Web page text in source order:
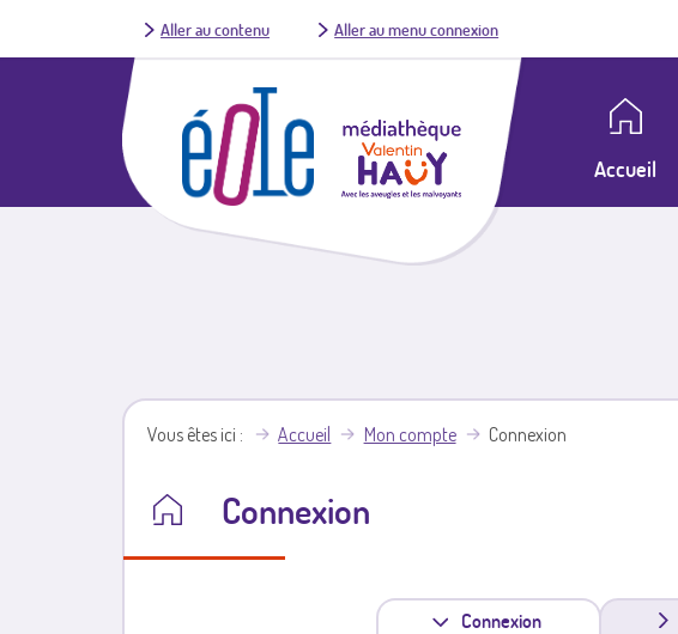
Aller au contenu Aller au menu connexion
Accueil
Vous êtes ici Accueil Mon compte Connexion
Connexion
Connexion